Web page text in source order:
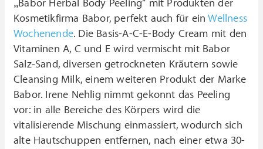
„Babor Herbal Body Peeling“ mit Produkten der
Kosmetikfirma Babor, perfekt auch für einWellness
Wochenende. Die Basis-A-C-E-Body Cream mit den
Vitaminen A, C und E wird vermischt mit Babor
Salz-Sand, diversen getrockneten Kräutern sowie
Cleansing Milk, einem weiteren Produkt der Marke
Babor. Irene Nehlig nimmt gekonnt das Peeling
vor: in alle Bereiche des Körpers wird die
vitalisierende Mischung einmassiert, wodurch sich
alte Hautschuppen entfernen, nach einer etwa 30-